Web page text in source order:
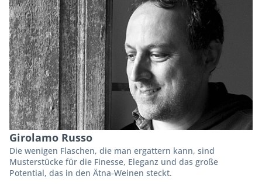
Girolamo Russo
Die wenigen Flaschen, die man ergattern kann, sind
Musterstücke für die Finesse, Eleganz und das große
Potential, das in den Ätna-Weinen steckt.